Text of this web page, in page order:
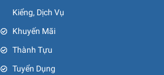
Kiểng, Dịch Vụ
Khuyến Mãi
Thành Tựu
Tuyển Dụng